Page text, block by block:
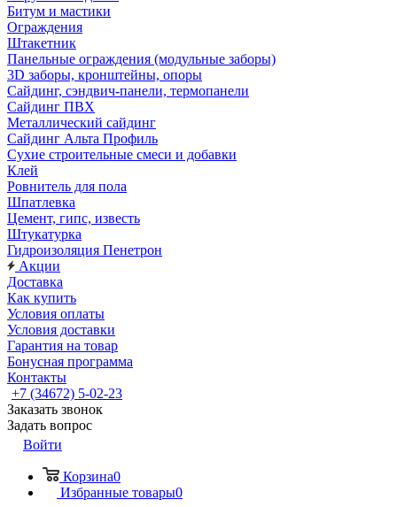
Битум и мастики
Ограждения
Штакетник
Панельные ограждения (модульные заборы)
3D заборы, кронштейны, опоры
Cайдинг, сэндвич-панели, термопанели
Сайдинг ПВХ
Металлический сайдинг
Сайдинг Альта Профиль
Сухие строительные смеси и добавки
Клей
Ровнитель для пола
Шпатлевка
Цемент, гипс, известь
Штукатурка
Гидроизоляция Пенетрон
Акции
Доставка
Как купить
Условия оплаты
Условия доставки
Гарантия на товар
Бонусная программа
Контакты
+7 (34672) 5-02-23
Заказать звонок
Задать вопрос
Войти
Корзина0
Избранные товары0